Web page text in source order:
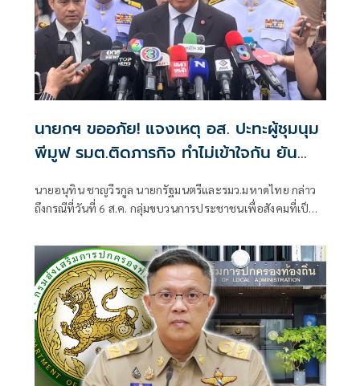
นายกฯ ขออภัย! แจงเหตุ อส. ปะทะผู้ชุมนุม
พีมูฟ รมต.ติดภารกิจ ทำไม่เข้าใจกัน ยัน
นายอนุทิน ชาญวีรกูล นายกรัฐมนตรีและรมว.มหาดไทย กล่าว
ถึงกรณีที่วันที่ 6 ส.ค. กลุ่มขบวนการประชาชนเพื่อสังคมที่เป็น
การกำชับเพื่อไม่ให้เกิดการบานปลายอย่างไรหรือไม่ ว่า เมื่อวัน
ที่ 6 ส.ค.